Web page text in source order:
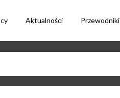
Aktualności Przewodniki